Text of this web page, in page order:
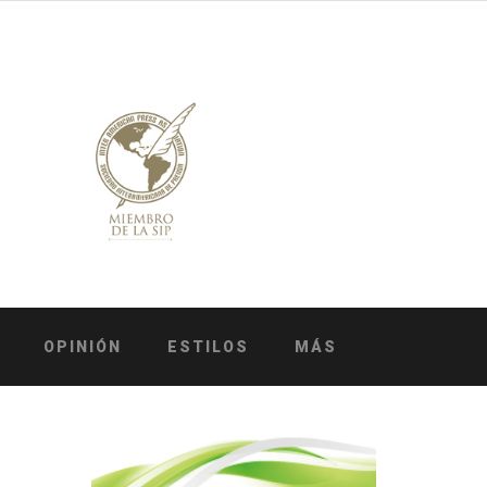
OPINIÓN ESTILOS MÁS